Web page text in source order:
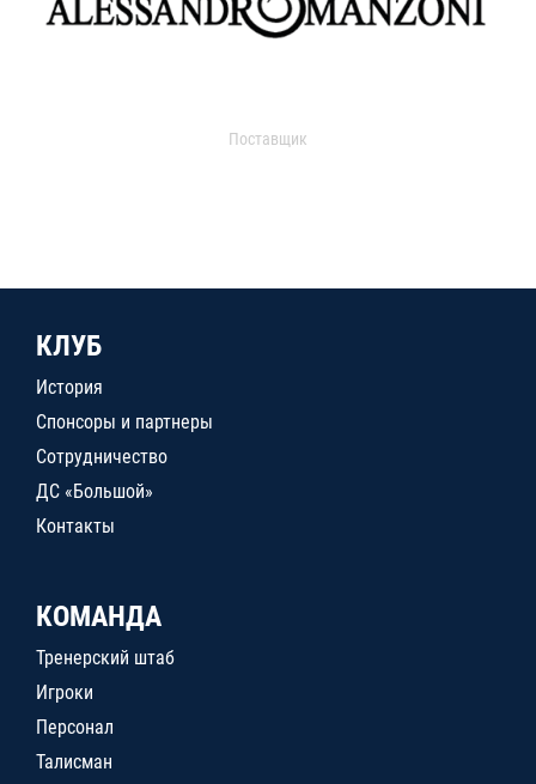
Поставщик
КЛУБ
История
Спонсоры и партнеры
Сотрудничество
ДС «Большой»
Контакты
КОМАНДА
Тренерский штаб
Игроки
Персонал
Талисман